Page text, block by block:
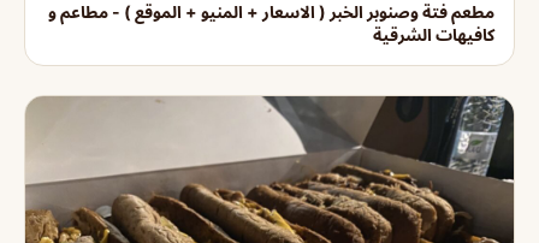
مطعم فتة وصنوبر الخبر ( الاسعار + المنيو + الموقع ) - مطاعم و
كافيهات الشرقية